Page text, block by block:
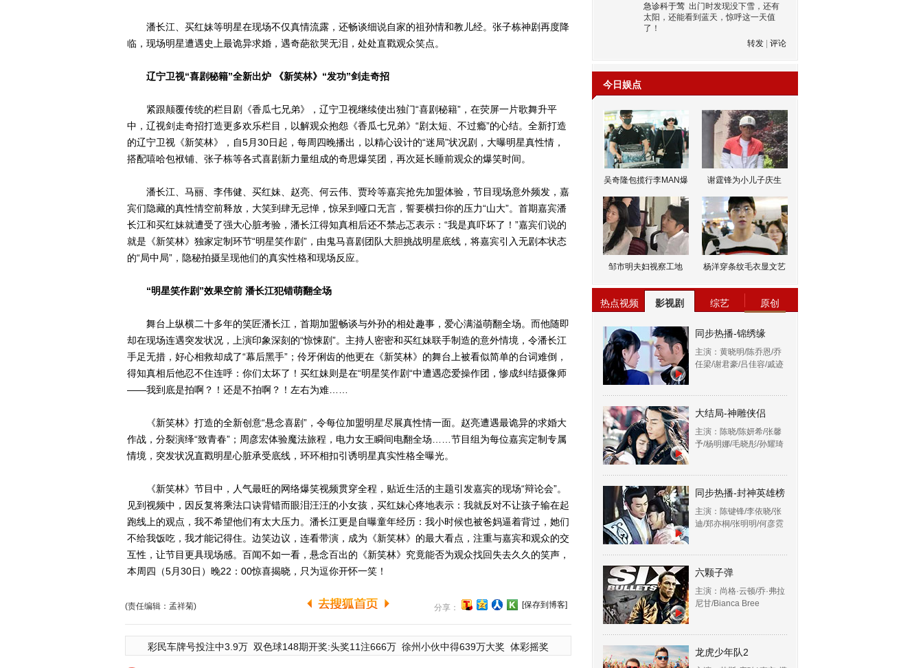
潘长江、买红妹等明星在现场不仅真情流露，还畅谈细说自家的祖孙情和教儿经。张子栋神剧再度降
临，现场明星遭遇史上最诡异求婚，遇奇葩欲哭无泪，处处直戳观众笑点。
辽宁卫视“喜剧秘籍”全新出炉 《新笑林》“发功”剑走奇招
紧跟颠覆传统的栏目剧《香瓜七兄弟》，辽宁卫视继续使出独门“喜剧秘籍”，在荧屏一片歌舞升平
中，辽视剑走奇招打造更多欢乐栏目，以解观众抱怨《香瓜七兄弟》“剧太短、不过瘾”的心结。全新打造
的辽宁卫视《新笑林》，自5月30日起，每周四晚播出，以精心设计的“迷局”状况剧，大曝明星真性情，
搭配嘻哈包袱铺、张子栋等各式喜剧新力量组成的奇思爆笑团，再次延长睡前观众的爆笑时间。
潘长江、马丽、李伟健、买红妹、赵亮、何云伟、贾玲等嘉宾抢先加盟体验，节目现场意外频发，嘉
宾们隐藏的真性情空前释放，大笑到肆无忌惮，惊呆到哑口无言，誓要横扫你的压力“山大”。首期嘉宾潘
长江和买红妹就遭受了强大心脏考验，潘长江得知真相后还不禁忐忑表示：“我是真吓坏了！”嘉宾们说的
就是《新笑林》独家定制环节“明星笑作剧”，由鬼马喜剧团队大胆挑战明星底线，将嘉宾引入无剧本状态
的“局中局”，隐秘拍摄呈现他们的真实性格和现场反应。
“明星笑作剧”效果空前 潘长江犯错萌翻全场
舞台上纵横二十多年的笑匠潘长江，首期加盟畅谈与外孙的相处趣事，爱心满溢萌翻全场。而他随即
却在现场连遇突发状况，上演印象深刻的“惊悚剧”。主持人密密和买红妹联手制造的意外情境，令潘长江
手足无措，好心相救却成了“幕后黑手”；伶牙俐齿的他更在《新笑林》的舞台上被看似简单的台词难倒，
得知真相后他忍不住连呼：你们太坏了！买红妹则是在“明星笑作剧“中遭遇恋爱操作团，惨成纠结摄像师
——我到底是拍啊？！还是不拍啊？！左右为难……
《新笑林》打造的全新创意“悬念喜剧”，令每位加盟明星尽展真性情一面。赵亮遭遇最诡异的求婚大
作战，分裂演绎“致青春”；周彦宏体验魔法旅程，电力女王瞬间电翻全场……节目组为每位嘉宾定制专属
情境，突发状况直戳明星心脏承受底线，环环相扣引诱明星真实性格全曝光。
《新笑林》节目中，人气最旺的网络爆笑视频贯穿全程，贴近生活的主题引发嘉宾的现场“辩论会”。
见到视频中，因反复将乘法口诀背错而眼泪汪汪的小女孩，买红妹心疼地表示：我就反对不让孩子输在起
跑线上的观点，我不希望他们有太大压力。潘长江更是自曝童年经历：我小时候也被爸妈逼着背过，她们
不给我饭吃，我才能记得住。边笑边议，连看带演，成为《新笑林》的最大看点，注重与嘉宾和观众的交
互性，让节目更具现场感。百闻不如一看，悬念百出的《新笑林》究竟能否为观众找回失去久久的笑声，
本周四（5月30日）晚22：00惊喜揭晓，只为逗你开怀一笑！
(责任编辑：孟祥菊) 分享： [保存到博客]
彩民车牌号投注中3.9万 双色球148期开奖:头奖11注666万 徐州小伙中得639万大奖 体彩摇奖
急诊科于莺 出门时发现没下雪，还有
太阳，还能看到蓝天，惊呼这一天值
了！
转发
评论
今日娱点
吴奇隆包揽行李MAN爆 谢霆锋为小儿子庆生
邹市明夫妇视察工地 杨洋穿条纹毛衣显文艺
热点视频 影视剧 综艺 原创
同步热播-锦绣缘
主演：黄晓明/陈乔恩/乔
任梁/谢君豪/吕佳容/戚迹
大结局-神雕侠侣
主演：陈晓/陈妍希/张馨
予/杨明娜/毛晓彤/孙耀琦
同步热播-封神英雄榜
主演：陈键锋/李依晓/张
迪/郑亦桐/张明明/何彦霓
六颗子弹
主演：尚格·云顿/乔·弗拉
尼甘/Bianca Bree
龙虎少年队2